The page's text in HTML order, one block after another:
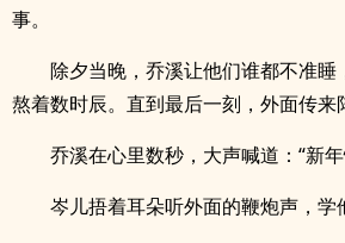
事。
除夕当晚，乔溪让他们谁都不准睡
熬着数时辰。直到最后一刻，外面传来
乔溪在心里数秒，大声喊道：“新
岑儿捂着耳朵听外面的鞭炮声，学